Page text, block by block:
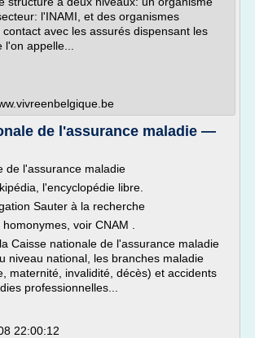
l'INAMI, et des organismes
avec les assurés dispensant les
appelle...
de l'assurance maladie —
de l'assurance maladie
l'encyclopédie libre.
Sauter à la recherche
voir CNAM .
Caisse nationale de l'assurance maladie
niveau national, les branches maladie
maternité, invalidité, décès) et accidents
professionnelles...
22:00:12